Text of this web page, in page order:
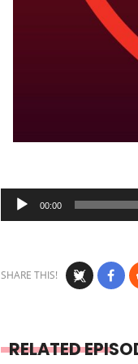
Audio
Player
00:00
SHARE THIS!
RELATED